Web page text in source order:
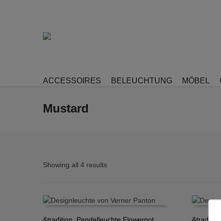
ACCESSOIRES BELEUCHTUNG MÖBEL
Mustard
Showing all 4 results